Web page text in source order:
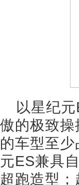
以星纪
傲的极致
的车型至
元ES兼具
超跑造型